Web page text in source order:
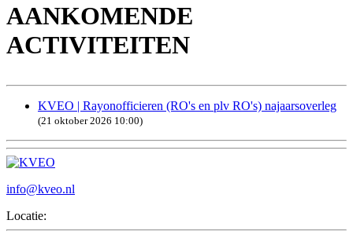
AANKOMENDE
ACTIVITEITEN
KVEO | Rayonofficieren (RO's en plv RO's) najaarsoverleg
(21 oktober 2026 10:00)
info@kveo.nl
Locatie: